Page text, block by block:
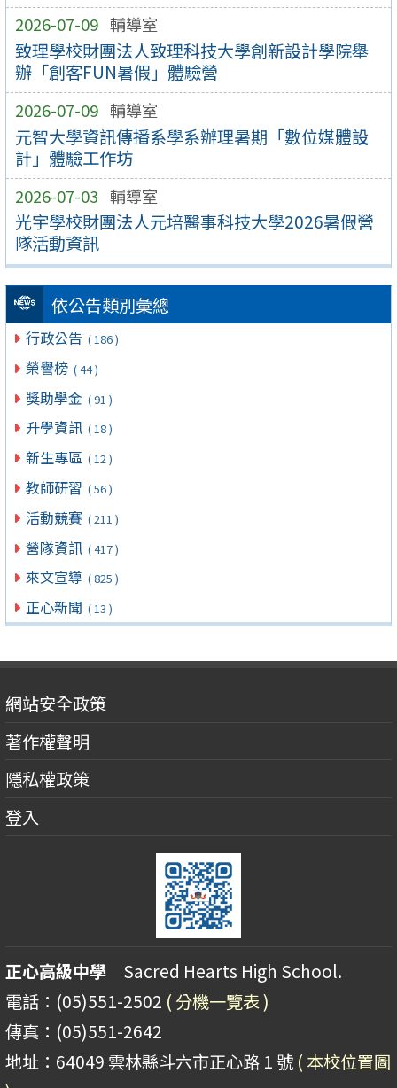
2026-07-09 輔導室
致理學校財團法人致理科技大學創新設計學院舉
辦「創客FUN暑假」體驗營
2026-07-09 輔導室
元智大學資訊傳播系學系辦理暑期「數位媒體設
計」體驗工作坊
2026-07-03 輔導室
光宇學校財團法人元培醫事科技大學2026暑假營
隊活動資訊
依公告類別彙總
行政公告 ( 186 )
榮譽榜 ( 44 )
獎助學金 ( 91 )
升學資訊 ( 18 )
新生專區 ( 12 )
教師研習 ( 56 )
活動競賽 ( 211 )
營隊資訊 ( 417 )
來文宣導 ( 825 )
正心新聞 ( 13 )
網站安全政策
著作權聲明
隱私權政策
登入
正心高級中學 Sacred Hearts High School.
電話：(05)551-2502 ( 分機一覽表 )
傳真：(05)551-2642
地址：64049 雲林縣斗六市正心路 1 號 ( 本校位置圖